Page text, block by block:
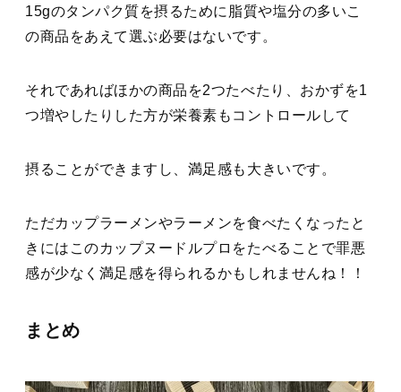
15gのタンパク質を摂るために脂質や塩分の多いこ
の商品をあえて選ぶ必要はないです。
それであればほかの商品を2つたべたり、おかずを1
つ増やしたりした方が栄養素もコントロールして
摂ることができますし、満足感も大きいです。
ただカップラーメンやラーメンを食べたくなったと
きにはこのカップヌードルプロをたべることで罪悪
感が少なく満足感を得られるかもしれませんね！！
まとめ